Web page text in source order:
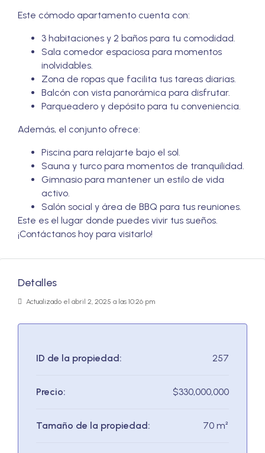
Este cómodo apartamento cuenta con:
3 habitaciones y 2 baños para tu comodidad.
Sala comedor espaciosa para momentos
inolvidables.
Zona de ropas que facilita tus tareas diarias.
Balcón con vista panorámica para disfrutar.
Parqueadero y depósito para tu conveniencia.
Además, el conjunto ofrece:
Piscina para relajarte bajo el sol.
Sauna y turco para momentos de tranquilidad.
Gimnasio para mantener un estilo de vida
activo.
Salón social y área de BBQ para tus reuniones.
Este es el lugar donde puedes vivir tus sueños.
¡Contáctanos hoy para visitarlo!
Detalles
Actualizado el abril 2, 2025 a las 10:26 pm
ID de la propiedad: 257
Precio: $330,000,000
Tamaño de la propiedad: 70 m²